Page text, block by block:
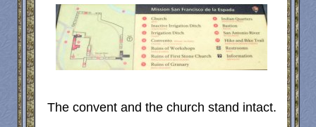
The convent and the church stand intact.